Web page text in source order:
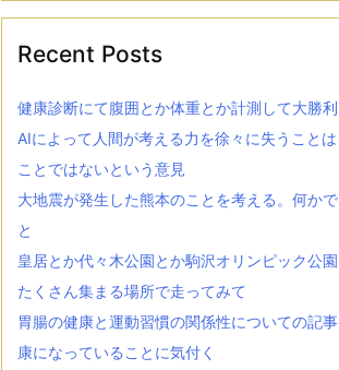
Recent Posts
健康診断にて腹囲とか体重とか計測して大勝
AIによって人間が考える力を徐々に失うこと
ことではないという意見
大地震が発生した熊本のことを考える。何か
と
皇居とか代々木公園とか駒沢オリンピック公
たくさん集まる場所で走ってみて
胃腸の健康と運動習慣の関係性についての記
康になっていることに気付く